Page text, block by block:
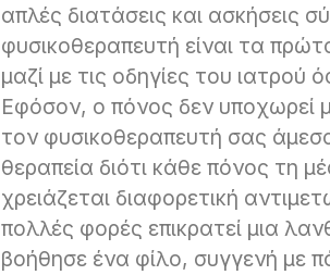
απλές διατάσεις και ασκήσεις
φυσικοθεραπευτή είναι τα
μαζί με τις οδηγίες του
Εφόσον, ο πόνος δεν υποχωρεί
τον φυσικοθεραπευτή σας
θεραπεία διότι κάθε πόνος τη
χρειάζεται διαφορετική
πολλές φορές επικρατεί μια
βοήθησε ένα φίλο, συγγενή με